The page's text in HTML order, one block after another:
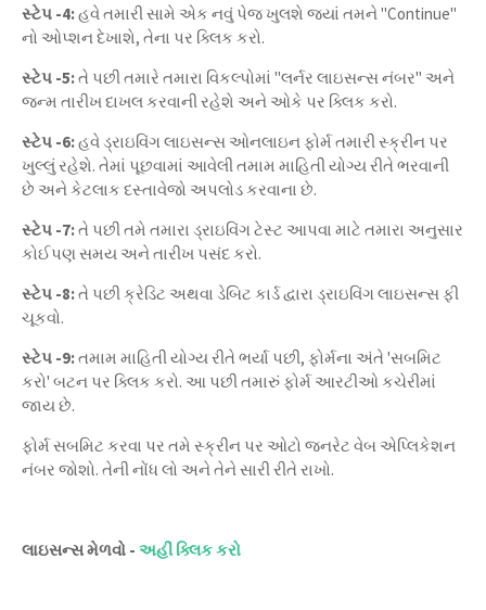
સ્ટેપ -4:હવે તમારી સામે એક નવું પેજ ખુલશે જ્યાં તમને "Continue"
નો ઓપ્શન દેખાશે, તેના પર ક્લિક કરો.
સ્ટેપ -5:તે પછી તમારે તમારા વિકલ્પોમાં "લર્નર લાઇસન્સ નંબર" અને
જન્મ તારીખ દાખલ કરવાની રહેશે અને ઓકે પર ક્લિક કરો.
સ્ટેપ -6:હવે ડ્રાઇવિંગ લાઇસન્સ ઓનલાઇન ફોર્મ તમારી સ્ક્રીન પર
ખુલ્લું રહેશે. તેમાં પૂછવામાં આવેલી તમામ માહિતી યોગ્ય રીતે ભરવાની
છે અને કેટલાક દસ્તાવેજો અપલોડ કરવાના છે.
સ્ટેપ -7:તે પછી તમે તમારા ડ્રાઇવિંગ ટેસ્ટ આપવા માટે તમારા અનુસાર
કોઈપણ સમય અને તારીખ પસંદ કરો.
સ્ટેપ -8:તે પછી ક્રેડિટ અથવા ડેબિટ કાર્ડ દ્વારા ડ્રાઇવિંગ લાઇસન્સ ફી
ચૂકવો.
સ્ટેપ -9:તમામ માહિતી યોગ્ય રીતે ભર્યા પછી, ફોર્મના અંતે 'સબમિટ
કરો' બટન પર ક્લિક કરો. આ પછી તમારું ફોર્મ આરટીઓ કચેરીમાં
જાય છે.
ફોર્મ સબમિટ કરવા પર તમે સ્ક્રીન પર ઓટો જનરેટ વેબ એપ્લિકેશન
નંબર જોશો. તેની નોંધ લો અને તેને સારી રીતે રાખો.
લાઇસન્સ મેળવો - અહીં ક્લિક કરો